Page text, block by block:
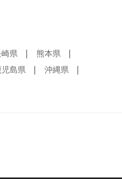
崎県
熊本県
児島県
沖縄県